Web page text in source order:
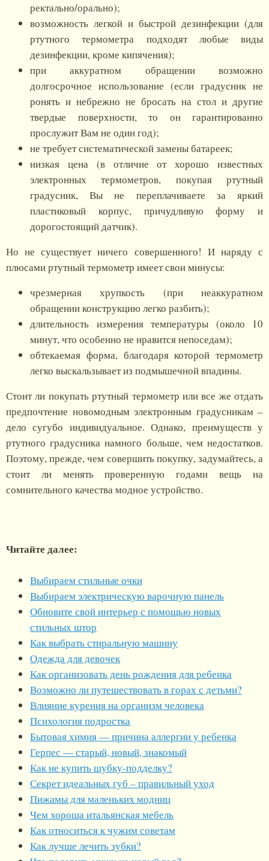
ректально/орально);
возможность легкой и быстрой дезинфекции (для
ртутного термометра подходят любые виды
дезинфекции, кроме кипячения);
при аккуратном обращении возможно
долгосрочное использование (если градусник не
ронять и небрежно не бросать на стол и другие
твердые поверхности, то он гарантированно
прослужит Вам не один год);
не требует систематической замены батареек;
низкая цена (в отличие от хорошо известных
электронных термометров, покупая ртутный
градусник, Вы не переплачиваете за яркий
пластиковый корпус, причудливую форму и
дорогостоящий датчик).
Но не существует ничего совершенного! И наряду с
плюсами ртутный термометр имеет свои минусы:
чрезмерная хрупкость (при неаккуратном
обращении конструкцию легко разбить);
длительность измерения температуры (около 10
минут, что особенно не нравится непоседам);
обтекаемая форма, благодаря которой термометр
легко выскальзывает из подмышечной впадины.
Стоит ли покупать ртутный термометр или все же отдать
предпочтение новомодным электронным градусникам –
дело сугубо индивидуальное. Однако, преимуществ у
ртутного градусника намного больше, чем недостатков.
Поэтому, прежде, чем совершить покупку, задумайтесь, а
стоит ли менять проверенную годами вещь на
сомнительного качества модное устройство.
Читайте далее:
Выбираем стильные очки
Выбираем электрическую варочную панель
Обновите свой интерьер с помощью новых
стильных штор
Как выбрать стиральную машину
Одежда для девочек
Как организовать день рождения для ребенка
Возможно ли путешествовать в горах с детьми?
Влияние курения на организм человека
Психология подростка
Бытовая химия — причина аллергии у ребенка
Герпес — старый, новый, знакомый
Как не купить шубку-подделку?
Секрет идеальных губ – правильный уход
Пижамы для маленьких модниц
Чем хороша итальянская мебель
Как относиться к чужим советам
Как лучше лечить зубки?